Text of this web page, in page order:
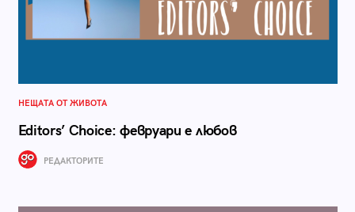
НЕЩАТА ОТ ЖИВОТА
Editors’ Choice: февруари е любов
РЕДАКТОРИТЕ